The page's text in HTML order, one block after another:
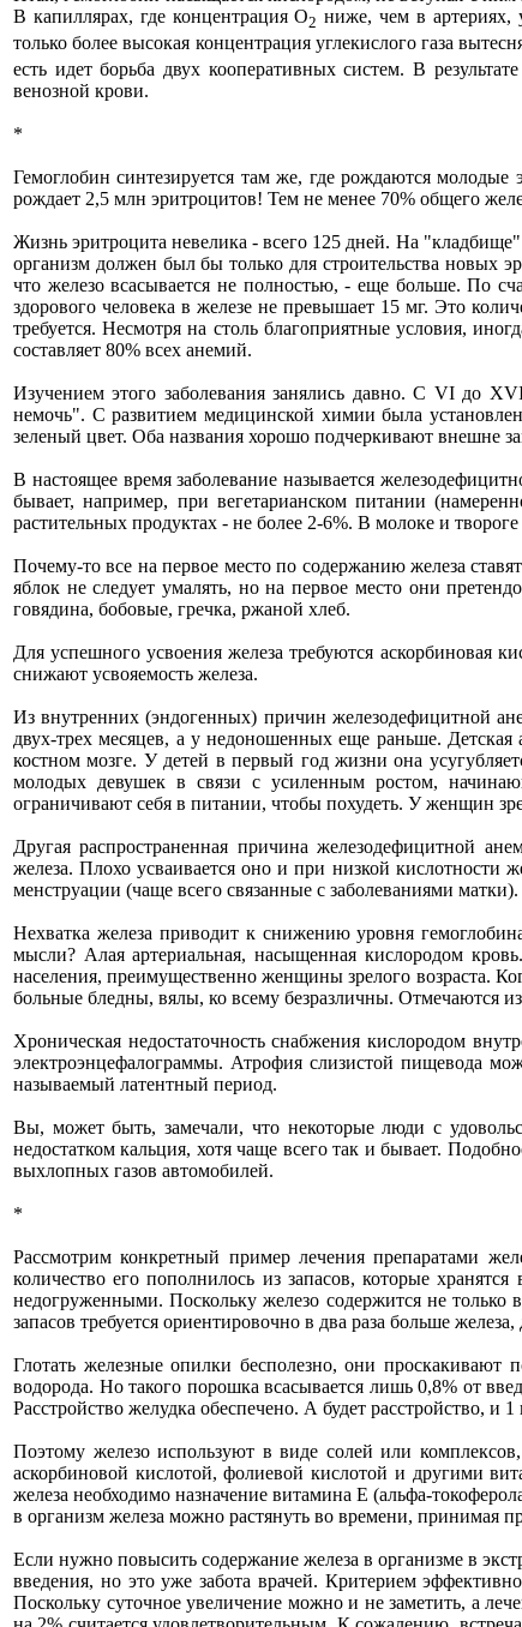
В капиллярах, где концентрация О2 ниже, чем в артериях,
только более высокая концентрация углекислого газа
есть идет борьба двух кооперативных систем. В
венозной крови.
*
Гемоглобин синтезируется там же, где рождаются
рождает 2,5 млн эритроцитов! Тем не менее 70% общего
Жизнь эритроцита невелика - всего 125 дней. На "кладбище"
организм должен был бы только для строительства новых
что железо всасывается не полностью, - еще больше. По
здорового человека в железе не превышает 15 мг. Это
требуется. Несмотря на столь благоприятные условия,
составляет 80% всех анемий.
Изучением этого заболевания занялись давно. С VI до
немочь". С развитием медицинской химии была
зеленый цвет. Оба названия хорошо подчеркивают внешне
В настоящее время заболевание называется
бывает, например, при вегетарианском питании
растительных продуктах - не более 2-6%. В молоке и твороге
Почему-то все на первое место по содержанию железа
яблок не следует умалять, но на первое место они
говядина, бобовые, гречка, ржаной хлеб.
Для успешного усвоения железа требуются
снижают усвояемость железа.
Из внутренних (эндогенных) причин железодефицитной
двух-трех месяцев, а у недоношенных еще раньше.
костном мозге. У детей в первый год жизни она
молодых девушек в связи с усиленным ростом,
ограничивают себя в питании, чтобы похудеть. У женщин
Другая распространенная причина железодефицитной
железа. Плохо усваивается оно и при низкой
менструации (чаще всего связанные с заболеваниями матки).
Нехватка железа приводит к снижению уровня
мысли? Алая артериальная, насыщенная кислородом
населения, преимущественно женщины зрелого возраста.
больные бледны, вялы, ко всему безразличны. Отмечаются
Хроническая недостаточность снабжения кислородом
электроэнцефалограммы. Атрофия слизистой пищевода
называемый латентный период.
Вы, может быть, замечали, что некоторые люди с
недостатком кальция, хотя чаще всего так и бывает.
выхлопных газов автомобилей.
*
Рассмотрим конкретный пример лечения препаратами
количество его пополнилось из запасов, которые
недогруженными. Поскольку железо содержится не только
запасов требуется ориентировочно в два раза больше
Глотать железные опилки бесполезно, они
водорода. Но такого порошка всасывается лишь 0,8% от
Расстройство желудка обеспечено. А будет расстройство, и 1
Поэтому железо используют в виде солей или
аскорбиновой кислотой, фолиевой кислотой и другими
железа необходимо назначение витамина Е (альфа-
в организм железа можно растянуть во времени, принимая
Если нужно повысить содержание железа в организме в
введения, но это уже забота врачей. Критерием
Поскольку суточное увеличение можно и не заметить, а